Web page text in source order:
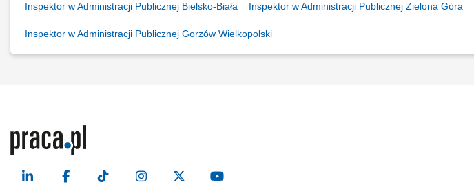
Inspektor w Administracji Publicznej Bielsko-Biała Inspektor w Administracji Publicznej Zielona Góra
Inspektor w Administracji Publicznej Gorzów Wielkopolski